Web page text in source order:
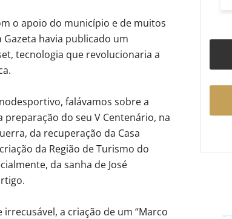
o apoio do município e de muitos
havia publicado um
tecnologia que revolucionaria a
falávamos sobre a
preparação do seu V Centenário, na
da recuperação da Casa
da Região de Turismo do
da sanha de José
a criação de um “Marco